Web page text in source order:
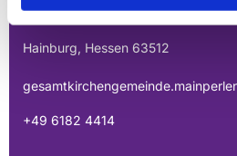
Uhlandstraße 1
Hainburg, Hessen 63512
+49 6182 4414